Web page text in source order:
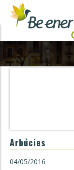
Arbúcies
04/05/2016